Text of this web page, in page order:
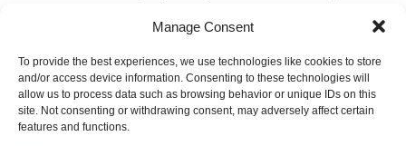
Manage Consent
To provide the best experiences, we use technologies like cookies to store
and/or access device information. Consenting to these technologies will
allow us to process data such as browsing behavior or unique IDs on this
site. Not consenting or withdrawing consent, may adversely affect certain
features and functions.
gens dire que s’il y a du chômage c’est parce
qu’il y a trop de libéralisme…
Répondre Lien